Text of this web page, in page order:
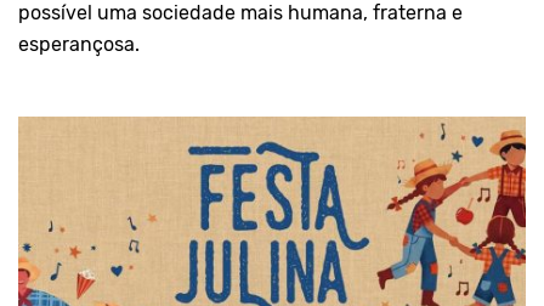
possível uma sociedade mais humana, fraterna e
esperançosa.